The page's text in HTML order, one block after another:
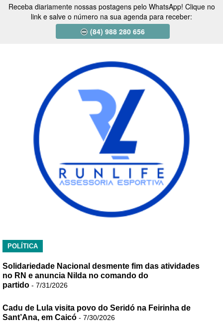
Receba diariamente nossas postagens pelo WhatsApp! Clique no
link e salve o número na sua agenda para receber:
(84) 988 280 656
POLÍTICA
Solidariedade Nacional desmente fim das atividades
no RN e anuncia Nilda no comando do
partido - 7/31/2026
Cadu de Lula visita povo do Seridó na Feirinha de
Sant’Ana, em Caicó - 7/30/2026